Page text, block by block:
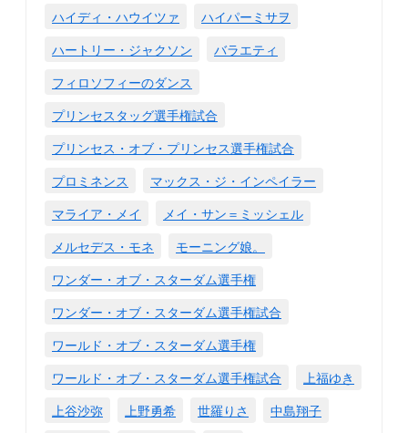
ハイディ・ハウイツァ
ハイパーミサヲ
ハートリー・ジャクソン
バラエティ
フィロソフィーのダンス
プリンセスタッグ選手権試合
プリンセス・オブ・プリンセス選手権試合
プロミネンス
マックス・ジ・インペイラー
マライア・メイ
メイ・サン＝ミッシェル
メルセデス・モネ
モーニング娘。
ワンダー・オブ・スターダム選手権
ワンダー・オブ・スターダム選手権試合
ワールド・オブ・スターダム選手権
ワールド・オブ・スターダム選手権試合
上福ゆき
上谷沙弥
上野勇希 世羅りさ
中島翔子